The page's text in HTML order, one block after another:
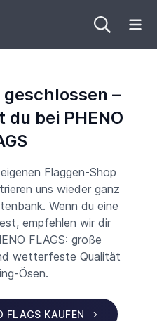
–
bei PHENO
Flaggen-Shop
uns wieder ganz
Wenn du eine
empfehlen wir dir
FLAGS: große
wetterfeste Qualität
Ösen.
FLAGS KAUFEN